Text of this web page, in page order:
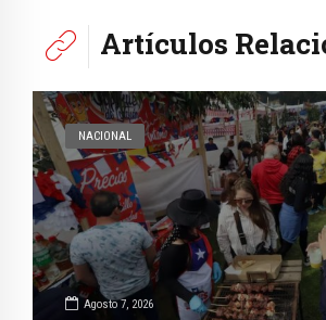
Artículos
NACIONAL
Agosto 7, 2026